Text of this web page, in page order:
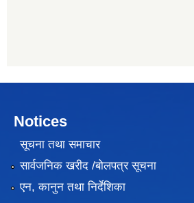
Notices
सूचना तथा समाचार
सार्वजनिक खरीद /बोलपत्र सूचना
एन, कानुन तथा निर्देशिका